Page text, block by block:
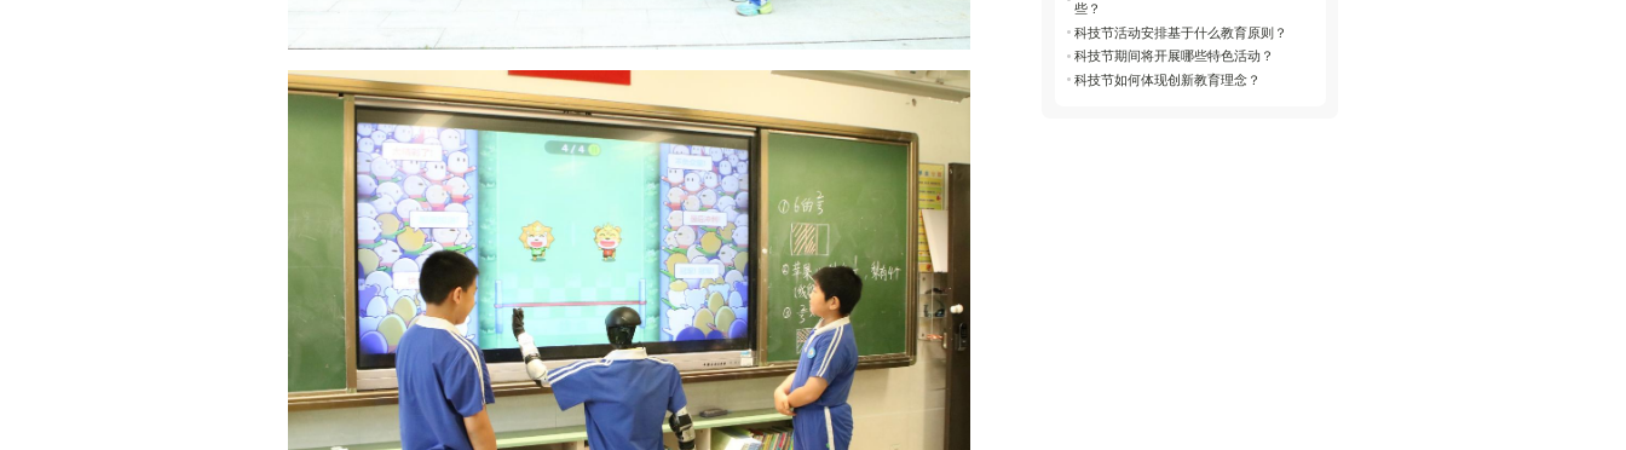
科技节展示了学校对科技教育的重视，
有助于提升学生的创新能力和科学素
养，符合当前教育发展趋势。
些？
科技节活动安排基于什么教育原则？
科技节期间将开展哪些特色活动？
科技节如何体现创新教育理念？